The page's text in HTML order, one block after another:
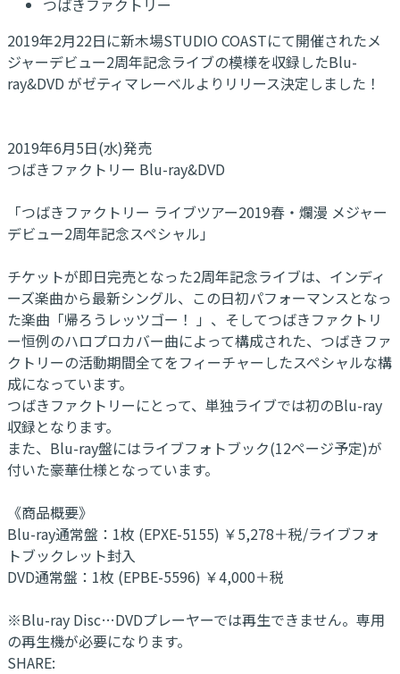
つばきファクトリー
2019年2月22日に新木場STUDIO COASTにて開催されたメ
ジャーデビュー2周年記念ライブの模様を収録したBlu-
ray&DVD がゼティマレーベルよりリリース決定しました！
2019年6月5日(水)発売
つばきファクトリー Blu-ray&DVD
「つばきファクトリー ライブツアー2019春・爛漫 メジャー
デビュー2周年記念スペシャル」
チケットが即日完売となった2周年記念ライブは、インディ
ーズ楽曲から最新シングル、この日初パフォーマンスとなっ
た楽曲「帰ろうレッツゴー！ 」、そしてつばきファクトリ
ー恒例のハロプロカバー曲によって構成された、つばきファ
クトリーの活動期間全てをフィーチャーしたスペシャルな構
成になっています。
つばきファクトリーにとって、単独ライブでは初のBlu-ray
収録となります。
また、Blu-ray盤にはライブフォトブック(12ページ予定)が
付いた豪華仕様となっています。
《商品概要》
Blu-ray通常盤：1枚 (EPXE-5155) ￥5,278＋税/ライブフォ
トブックレット封入
DVD通常盤：1枚 (EPBE-5596) ￥4,000＋税
※Blu-ray Disc…DVDプレーヤーでは再生できません。専用
の再生機が必要になります。
SHARE: